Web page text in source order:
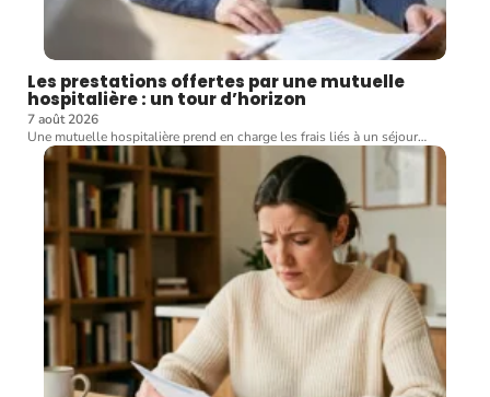
Les prestations offertes par une mutuelle
hospitalière : un tour d’horizon
7 août 2026
Une mutuelle hospitalière prend en charge les frais liés à un séjour…